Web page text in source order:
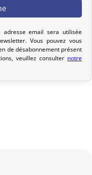
au transporteur que
colis. Nous offrons
à vos besoins.
d’expédition initiaux.
adresse email sera utilisée
Vous pouvez vous
de désabonnement présent
veuillez consulter notre